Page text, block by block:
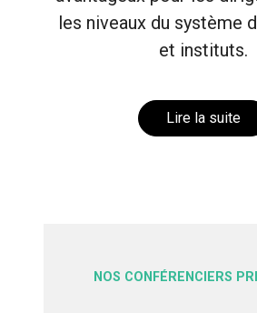
les niveaux du système
et instituts.
Lire la suite
NOS CONFÉRENCIERS